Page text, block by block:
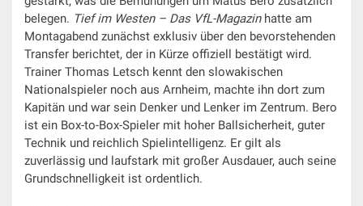
belegen. Tief im Westen – Das VfL-Magazin hatte am
Montagabend zunächst exklusiv über den bevorstehenden
Transfer berichtet, der in Kürze offiziell bestätigt wird.
Trainer Thomas Letsch kennt den slowakischen
Nationalspieler noch aus Arnheim, machte ihn dort zum
Kapitän und war sein Denker und Lenker im Zentrum. Bero
ist ein Box-to-Box-Spieler mit hoher Ballsicherheit, guter
Technik und reichlich Spielintelligenz. Er gilt als
zuverlässig und laufstark mit großer Ausdauer, auch seine
Grundschnelligkeit ist ordentlich.